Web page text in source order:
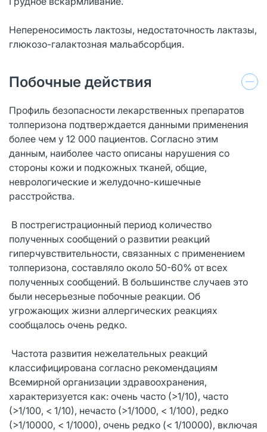
Непереносимость лактозы, недостаточность лактазы,
глюкозо-галактозная мальабсорбция.
Побочные действия
Профиль безопасности лекарственных препаратов
толперизона подтверждается данными применения
более чем у 12 000 пациентов. Согласно этим
данным, наиболее часто описаны нарушения со
стороны кожи и подкожных тканей, общие,
неврологические и желудочно-кишечные
расстройства.
В пострегистрационный период количество
полученных сообщений о развитии реакций
гиперчувствительности, связанных с применением
толперизона, составляло около 50-60% от всех
полученных сообщений. В большинстве случаев это
были несерьезные побочные реакции. Об
угрожающих жизни аллергических реакциях
сообщалось очень редко.
Частота развития нежелательных реакций
классифицирована согласно рекомендациям
Всемирной организации здравоохранения,
характеризуется как: очень часто (>1/10), часто
(>1/100, < 1/10), нечасто (>1/1000, < 1/100), редко
(>1/10000, < 1/1000), очень редко (< 1/10000), включая